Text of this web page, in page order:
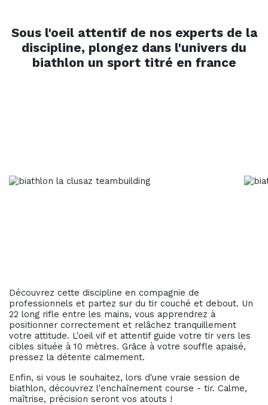
Sous l'oeil attentif de nos experts de la
discipline, plongez dans l'univers du
biathlon un sport titré en france
Découvrez cette discipline en compagnie de
professionnels et partez sur du tir couché et debout. Un
22 long rifle entre les mains, vous apprendrez à
positionner correctement et relâchez tranquillement
votre attitude. L'oeil vif et attentif guide votre tir vers les
cibles située à 10 mètres. Grâce à votre souffle apaisé,
pressez la détente calmement.
Enfin, si vous le souhaitez, lors d'une vraie session de
biathlon, découvrez l'enchaînement course - tir. Calme,
maîtrise, précision seront vos atouts !